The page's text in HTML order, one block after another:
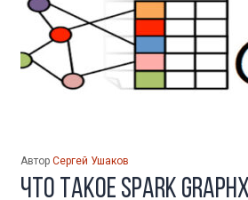
Автор Сергей Ушаков
Что такое Spark